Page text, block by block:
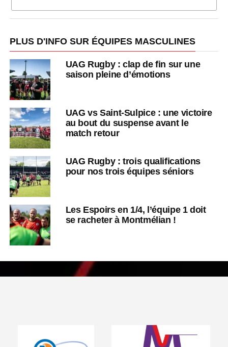
PLUS D'INFO SUR ÉQUIPES MASCULINES
UAG Rugby : clap de fin sur une
saison pleine d’émotions
UAG vs Saint-Sulpice : une victoire
au bout du suspense avant le
match retour
UAG Rugby : trois qualifications
pour nos trois équipes séniors
Les Espoirs en 1/4, l’équipe 1 doit
se racheter à Montmélian !